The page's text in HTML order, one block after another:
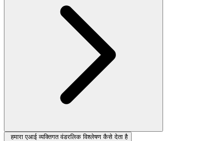
हमारा एआई व्यक्तिगत वंडरलिक विश्लेषण कैसे देता है